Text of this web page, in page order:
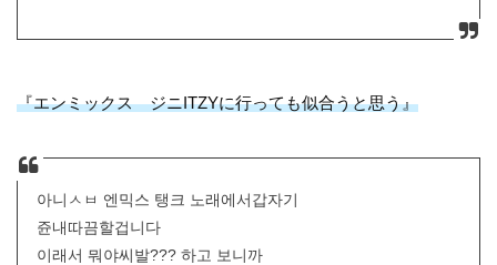
『エンミックス ジニITZYに行っても似合うと思う』
아니ㅅㅂ 엔믹스 탱크 노래에서갑자기
쥰내따끔할겁니다
이래서 뭐야씨발??? 하고 보니까